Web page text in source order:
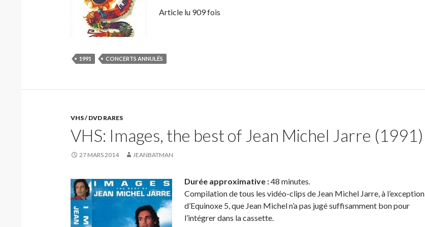
Article lu 909 fois
1991 CONCERTS ANNULÉS
VHS / DVD RARES
VHS: Images, the best of Jean Michel Jarre (1991)
27 MARS 2014 JEANBATMAN
Durée approximative :48 minutes.
Compilation de tous les vidéo-clips de Jean Michel Jarre, à l’exception
d’Equinoxe 5, que Jean Michel n’a pas jugé suffisamment bon pour
l’intégrer dans la cassette.